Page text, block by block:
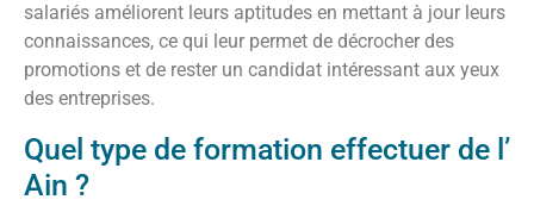
salariés améliorent leurs aptitudes en mettant à jour leurs
connaissances, ce qui leur permet de décrocher des
promotions et de rester un candidat intéressant aux yeux
des entreprises.
Quel type de formation effectuer de l’
Ain ?